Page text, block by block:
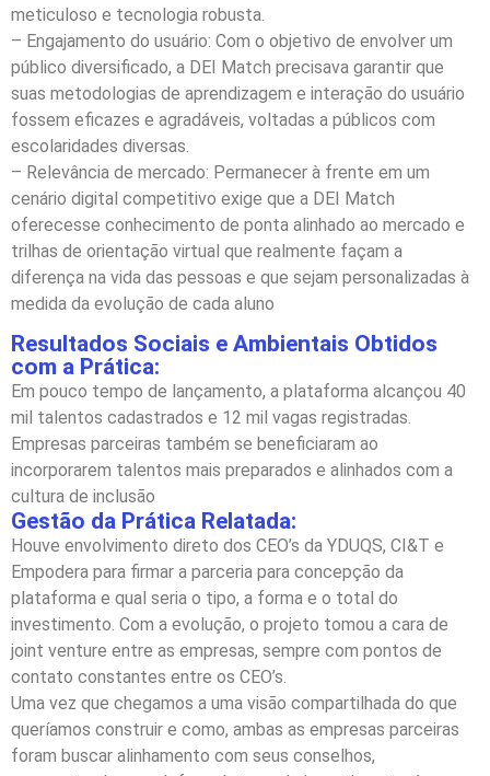
meticuloso e tecnologia robusta.
– Engajamento do usuário: Com o objetivo de envolver um
público diversificado, a DEI Match precisava garantir que
suas metodologias de aprendizagem e interação do usuário
fossem eficazes e agradáveis, voltadas a públicos com
escolaridades diversas.
– Relevância de mercado: Permanecer à frente em um
cenário digital competitivo exige que a DEI Match
oferecesse conhecimento de ponta alinhado ao mercado e
trilhas de orientação virtual que realmente façam a
diferença na vida das pessoas e que sejam personalizadas à
medida da evolução de cada aluno
Resultados Sociais e Ambientais Obtidos
com a Prática:
Em pouco tempo de lançamento, a plataforma alcançou 40
mil talentos cadastrados e 12 mil vagas registradas.
Empresas parceiras também se beneficiaram ao
incorporarem talentos mais preparados e alinhados com a
cultura de inclusão
Gestão da Prática Relatada:
Houve envolvimento direto dos CEO’s da YDUQS, CI&T e
Empodera para firmar a parceria para concepção da
plataforma e qual seria o tipo, a forma e o total do
investimento. Com a evolução, o projeto tomou a cara de
joint venture entre as empresas, sempre com pontos de
contato constantes entre os CEO’s.
Uma vez que chegamos a uma visão compartilhada do que
queríamos construir e como, ambas as empresas parceiras
foram buscar alinhamento com seus conselhos,